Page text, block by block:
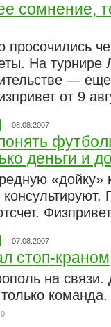
сомнение,
просочились
На турнире
—
от 9
08.08.2007
деньги и
«дойку»
07.08.2007
стоп-краном
на
команда.
0